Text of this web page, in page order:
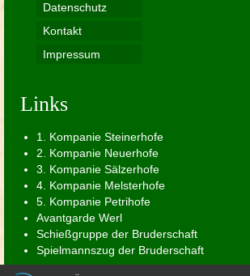
Datenschutz
Kontakt
Impressum
Links
1. Kompanie Steinerhofe
2. Kompanie Neuerhofe
3. Kompanie Sälzerhofe
4. Kompanie Melsterhofe
5. Kompanie Petrihofe
Avantgarde Werl
Schießgruppe der Bruderschaft
Spielmannszug der Bruderschaft